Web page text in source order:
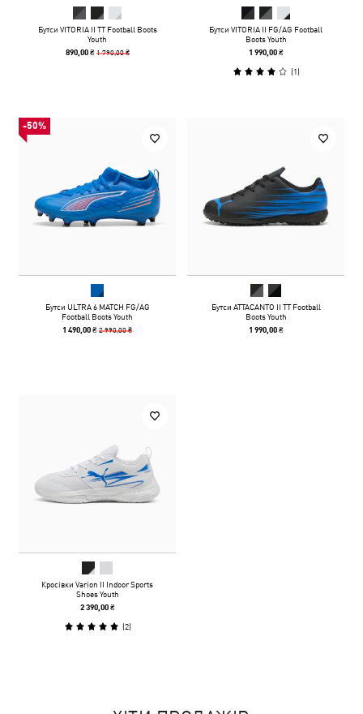
Бутси VITORIA II TT Football Boots
Youth
890,00 ₴ 1 790,00 ₴
Бутси VITORIA II FG/AG Football
Boots Youth
1 990,00 ₴
(1)
-50%
Бутси ULTRA 6 MATCH FG/AG
Football Boots Youth
1 490,00 ₴2 990,00 ₴
Бутси ATTACANTO II TT Football
Boots Youth
1 990,00 ₴
Кросівки Varion II Indoor Sports
Shoes Youth
2 390,00 ₴
(2)